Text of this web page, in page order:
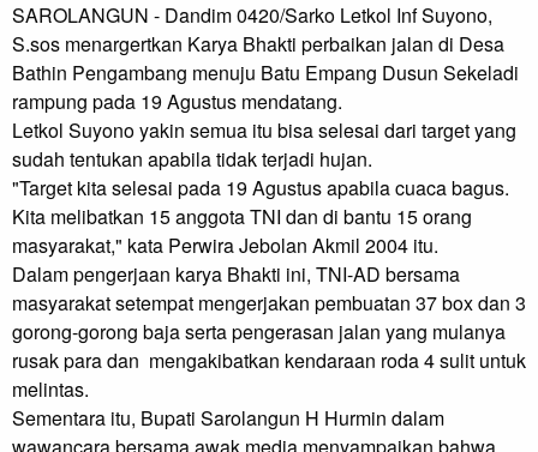
SAROLANGUN - Dandim 0420/Sarko Letkol Inf Suyono,
S.sos menargertkan Karya Bhakti perbaikan jalan di Desa
Bathin Pengambang menuju Batu Empang Dusun Sekeladi
rampung pada 19 Agustus mendatang.
Letkol Suyono yakin semua itu bisa selesai dari target yang
sudah tentukan apabila tidak terjadi hujan.
"Target kita selesai pada 19 Agustus apabila cuaca bagus.
Kita melibatkan 15 anggota TNI dan di bantu 15 orang
masyarakat," kata Perwira Jebolan Akmil 2004 itu.
Dalam pengerjaan karya Bhakti ini, TNI-AD bersama
masyarakat setempat mengerjakan pembuatan 37 box dan 3
gorong-gorong baja serta pengerasan jalan yang mulanya
rusak para dan  mengakibatkan kendaraan roda 4 sulit untuk
melintas.
Sementara itu, Bupati Sarolangun H Hurmin dalam